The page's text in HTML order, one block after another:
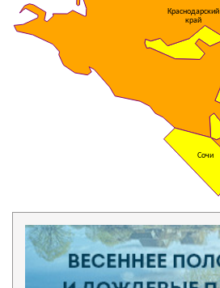
Краснодарский
край
Сочи